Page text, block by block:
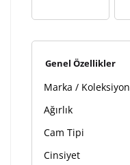
Genel Özellikler
Marka / Koleksiyon
Ağırlık
Cam Tipi
Cinsiyet